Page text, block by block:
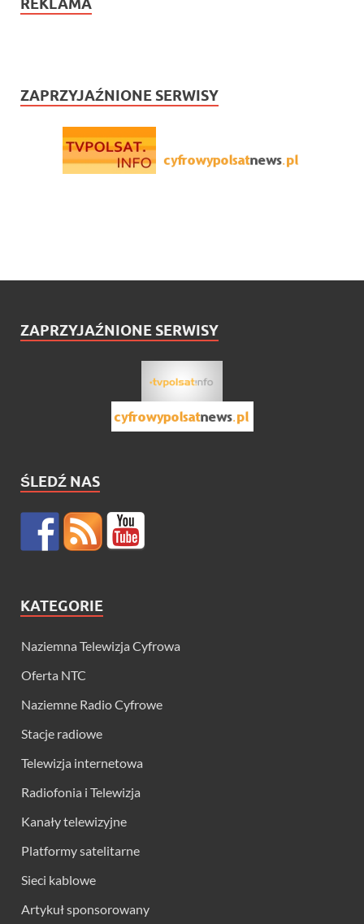
ZAPRZYJAŹNIONE SERWISY
ZAPRZYJAŹNIONE SERWISY
ŚLEDŹ NAS
KATEGORIE
Naziemna Telewizja Cyfrowa
Oferta NTC
Naziemne Radio Cyfrowe
Stacje radiowe
Telewizja internetowa
Radiofonia i Telewizja
Kanały telewizyjne
Platformy satelitarne
Sieci kablowe
Artykuł sponsorowany